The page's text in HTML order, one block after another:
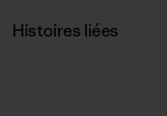
Histoires liées